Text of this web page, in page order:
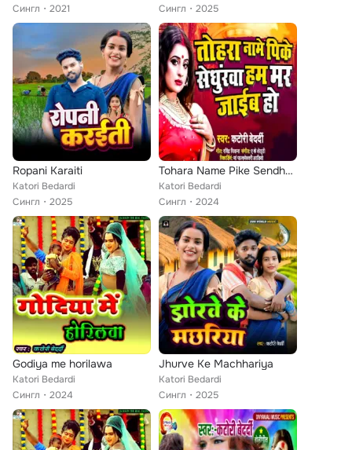
Сингл
2021
Сингл
2025
Ropani Karaiti
Katori Bedardi
Сингл
2025
Tohara Name Pike Sendhurava Ham Mar Jayib Ho
Katori Bedardi
Сингл
2024
Godiya me horilawa
Katori Bedardi
Сингл
2024
Jhurve Ke Machhariya
Katori Bedardi
Сингл
2025